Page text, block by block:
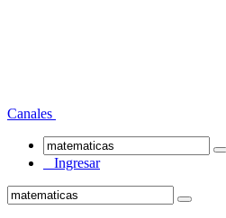
Canales
Ingresar